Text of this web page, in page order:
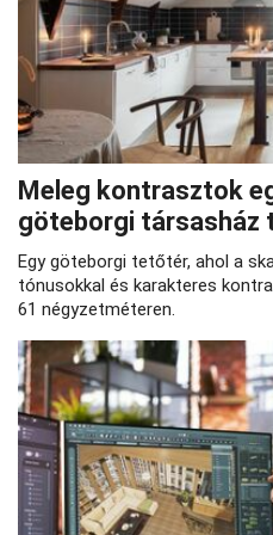
Meleg kontrasztok
göteborgi társasház
Egy göteborgi tetőtér, ahol a
tónusokkal és karakteres
61 négyzetméteren.